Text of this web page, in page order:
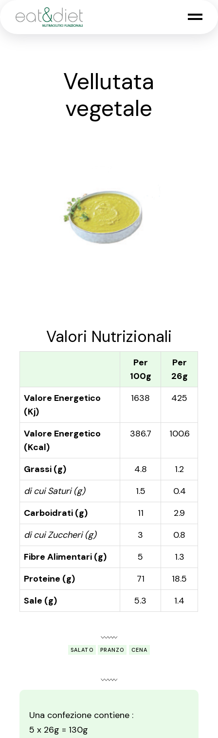
Vellutata
vegetale
Valori Nutrizionali
Per
100g
Per
26g
Valore Energetico
(Kj)
1638 425
Valore Energetico
(Kcal)
386.7 100.6
Grassi (g) 4.8
1.2
di cui Saturi (g)
1.5
0.4
Carboidrati (g)
11
2.9
di cui Zuccheri (g)
3
0.8
Fibre Alimentari (g)
5
1.3
Proteine (g)
71
18.5
Sale (g)
5.3 1.4
SALATO PRANZO CENA
Una confezione contiene :
5 x 26g = 130g